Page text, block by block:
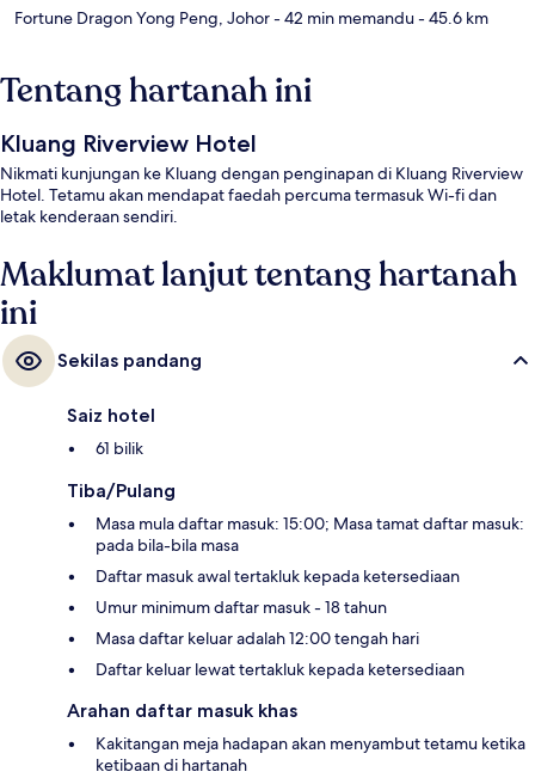
Fortune Dragon Yong Peng, Johor- 42 min memandu- 45.6 km
Tentang hartanah ini
Kluang Riverview Hotel
Nikmati kunjungan ke Kluang dengan penginapan di Kluang Riverview
Hotel. Tetamu akan mendapat faedah percuma termasuk Wi-fi dan
letak kenderaan sendiri.
Maklumat lanjut tentang hartanah
ini
Sekilas pandang
Saiz hotel
61 bilik
Tiba/Pulang
Masa mula daftar masuk: 15:00; Masa tamat daftar masuk:
pada bila-bila masa
Daftar masuk awal tertakluk kepada ketersediaan
Umur minimum daftar masuk - 18 tahun
Masa daftar keluar adalah 12:00 tengah hari
Daftar keluar lewat tertakluk kepada ketersediaan
Arahan daftar masuk khas
Kakitangan meja hadapan akan menyambut tetamu ketika
ketibaan di hartanah